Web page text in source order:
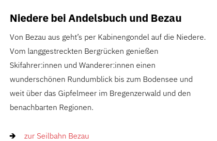
Niedere bei Andelsbuch und Bezau
Von Bezau aus geht’s per Kabinengondel auf die Niedere.
Vom langgestreckten Bergrücken genießen
Skifahrer:innen und Wanderer:innen einen
wunderschönen Rundumblick bis zum Bodensee und
weit über das Gipfelmeer im Bregenzerwald und den
benachbarten Regionen.
zur Seilbahn Bezau